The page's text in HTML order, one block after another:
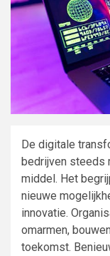
De digitale
bedrijven steeds
middel. Het
nieuwe
innovatie.
omarmen,
toekomst.